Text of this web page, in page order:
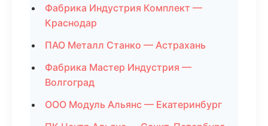
Фабрика Индустрия Комплект —
Краснодар
ПАО Металл Станко — Астрахань
Фабрика Мастер Индустрия —
Волгоград
ООО Модуль Альянс — Екатеринбург